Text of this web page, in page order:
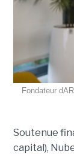
Fondateur
Soutenue
capital),